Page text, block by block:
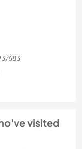
visited